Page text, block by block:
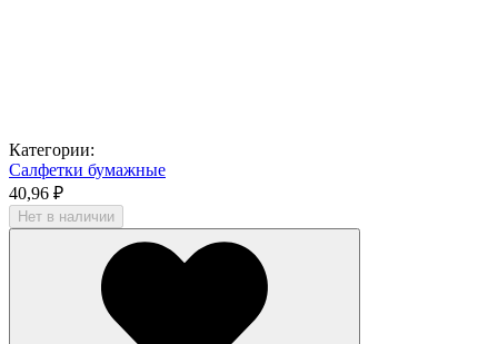
Категории:
Салфетки бумажные
40,96 ₽
Нет в наличии